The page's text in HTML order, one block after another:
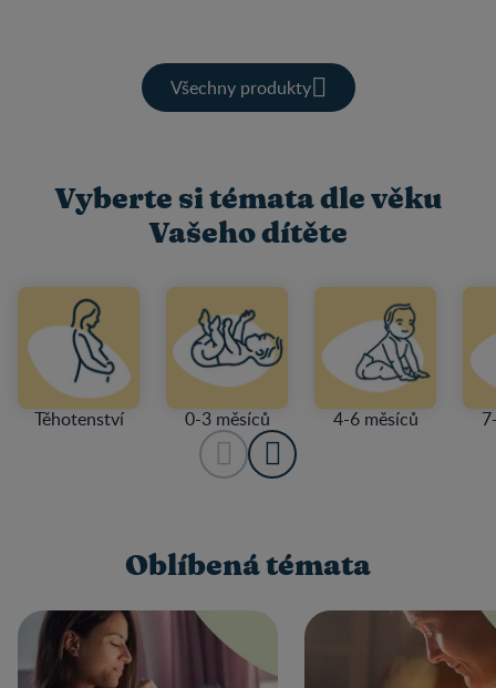
Všechny produkty
Vyberte si témata dle věku
Vašeho dítěte
Těhotenství 0-3 měsíců 4-6 měsíců
Oblíbená témata